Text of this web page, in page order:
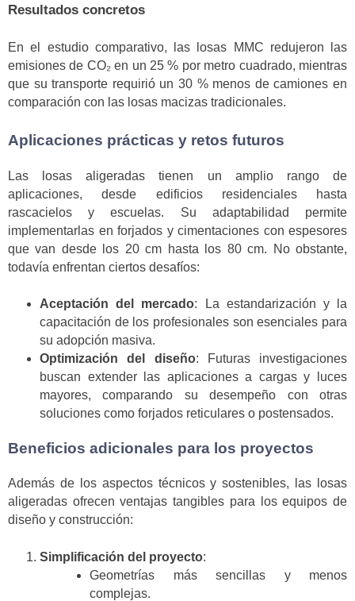
Resultados concretos
En el estudio comparativo, las losas MMC redujeron las
emisiones de CO₂ en un 25 % por metro cuadrado, mientras
que su transporte requirió un 30 % menos de camiones en
comparación con las losas macizas tradicionales.
Aplicaciones prácticas y retos futuros
Las losas aligeradas tienen un amplio rango de
aplicaciones, desde edificios residenciales hasta
rascacielos y escuelas. Su adaptabilidad permite
implementarlas en forjados y cimentaciones con espesores
que van desde los 20 cm hasta los 80 cm. No obstante,
todavía enfrentan ciertos desafíos:
Aceptación del mercado: La estandarización y la
capacitación de los profesionales son esenciales para
su adopción masiva.
Optimización del diseño: Futuras investigaciones
buscan extender las aplicaciones a cargas y luces
mayores, comparando su desempeño con otras
soluciones como forjados reticulares o postensados.
Beneficios adicionales para los proyectos
Además de los aspectos técnicos y sostenibles, las losas
aligeradas ofrecen ventajas tangibles para los equipos de
diseño y construcción:
Simplificación del proyecto:
Geometrías más sencillas y menos
complejas.